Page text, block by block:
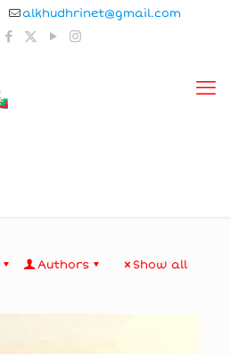
alkhudhrinet@gmail.com
Authors Show all